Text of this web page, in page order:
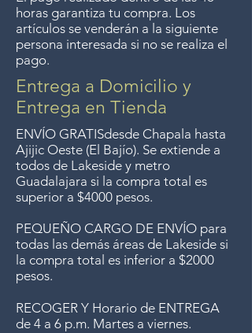
Entrega gratis en toda la zona
del Lago de Chapala por
compras de $4000 pesos.
Aceptamos devoluciones hasta
7 días después de la venta a
menos que los artículos tengan
un precio de oferta, lo
sentimos, no se aceptan
devoluciones de artículos en
oferta. Anteriormente hacíamos
envíos gratis a Guadalajara pero
ya no ofrecemos ese servicio.
horas garantiza tu compra. Los
artículos se venderán a la siguiente
persona interesada si no se realiza el
pago.
Entrega a Domicilio y
Entrega en Tienda
ENVÍO GRATISdesde Chapala hasta
Ajijic Oeste (El Bajío). Se extiende a
todos de Lakeside y metro
Guadalajara si la compra total es
superior a $4000 pesos.
PEQUEÑO CARGO DE ENVÍO para
todas las demás áreas de Lakeside si
la compra total es inferior a $2000
pesos.
RECOGER Y Horario de ENTREGA
de 4 a 6 p.m. Martes a viernes.